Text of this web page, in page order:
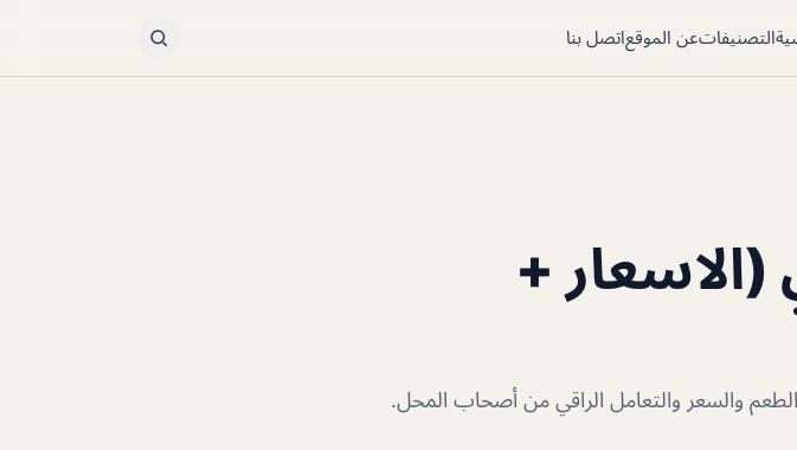
التصنيفاتعن الموقعاتصل بنا
(الاسعار +
والسعر والتعامل الراقي من أصحاب المحل.